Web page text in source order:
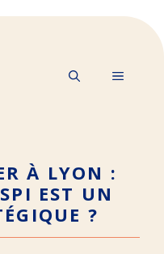
MENU
À LYON :
EST UN
?